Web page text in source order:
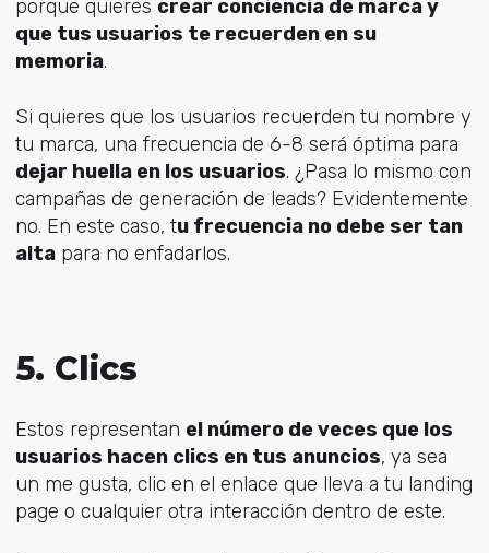
porque quieres crear conciencia de marca y
que tus usuarios te recuerden en su
memoria.
Si quieres que los usuarios recuerden tu nombre y
tu marca, una frecuencia de 6-8 será óptima para
dejar huella en los usuarios. ¿Pasa lo mismo con
campañas de generación de leads? Evidentemente
no. En este caso, tu frecuencia no debe ser tan
altapara no enfadarlos.
5. Clics
Estos representan el número de veces que los
usuarios hacen clics en tus anuncios, ya sea
un me gusta, clic en el enlace que lleva a tu landing
page o cualquier otra interacción dentro de este.